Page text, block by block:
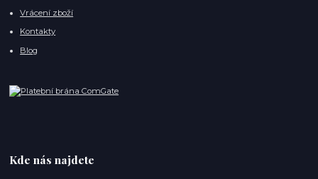
Vrácení zboží
Kontakty
Blog
Kde nás najdete